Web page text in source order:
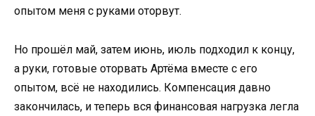
опытом меня с руками оторвут.
Но прошёл май, затем июнь, июль подходил к концу,
а руки, готовые оторвать Артёма вместе с его
опытом, всё не находились. Компенсация давно
закончилась, и теперь вся финансовая нагрузка легла